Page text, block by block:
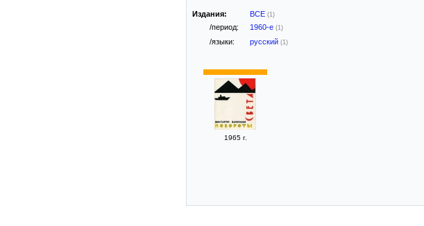
Издания: ВСЕ (1)
/период: 1960-е (1)
/языки: русский (1)
1965 г.